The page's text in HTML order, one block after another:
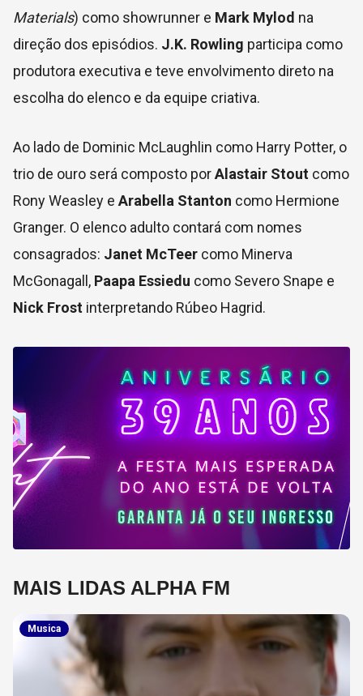
Materials) como showrunner e Mark Mylod na
direção dos episódios. J.K. Rowling participa como
produtora executiva e teve envolvimento direto na
escolha do elenco e da equipe criativa.
Ao lado de Dominic McLaughlin como Harry Potter, o
trio de ouro será composto porAlastair Stout como
Rony Weasley e Arabella Stanton como Hermione
Granger. O elenco adulto contará com nomes
consagrados: Janet McTeer como Minerva
McGonagall, Paapa Essiedu como Severo Snape e
Nick Frost interpretando Rúbeo Hagrid.
MAIS LIDAS ALPHA FM
Musica